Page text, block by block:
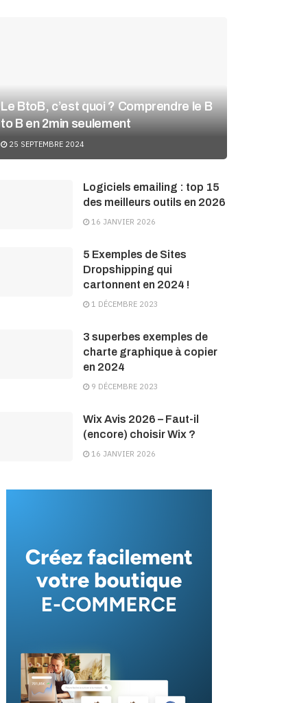
Le BtoB, c’est quoi ? Comprendre le B
to B en 2min seulement
25 SEPTEMBRE 2024
Logiciels emailing : top 15
des meilleurs outils en 2026
16 JANVIER 2026
5 Exemples de Sites
Dropshipping qui
cartonnent en 2024 !
1 DÉCEMBRE 2023
3 superbes exemples de
charte graphique à copier
en 2024
9 DÉCEMBRE 2023
Wix Avis 2026 – Faut-il
(encore) choisir Wix ?
16 JANVIER 2026